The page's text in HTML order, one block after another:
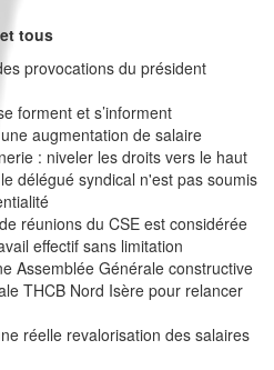
tous
provocations du président
forment et s’informent
augmentation de salaire
: niveler les droits vers le haut
délégué syndical n'est pas soumis
réunions du CSE est considérée
effectif sans limitation
Assemblée Générale constructive
THCB Nord Isère pour relancer
réelle revalorisation des salaires